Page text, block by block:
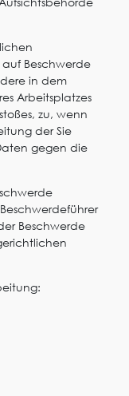
Beschwerde
in dem
Arbeitsplatzes
zu, wenn
der Sie
gegen die
Beschwerde